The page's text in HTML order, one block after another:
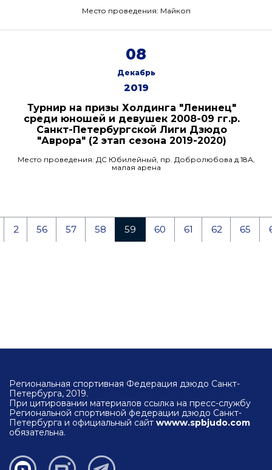
Место проведения: Майкоп
08
Декабрь
2019
Турнир на призы Холдинга "Ленинец"
среди юношей и девушек 2008-09 гг.р.
Санкт-Петербургской Лиги Дзюдо
"Аврора" (2 этап сезона 2019-2020)
Место проведения: ДС Юбилейный, пр. Добролюбова д.18А,
малая арена
2 56 57 58 59 60 61 62 65
Региональная спортивная Федерация дзюдо Санкт-
Петербурга, 2019.
При цитировании материалов ссылка на пресс-службу
Региональной спортивной федерации дзюдо Санкт-
Петербурга и официальный сайт wwww.spbjudo.com
обязательна.